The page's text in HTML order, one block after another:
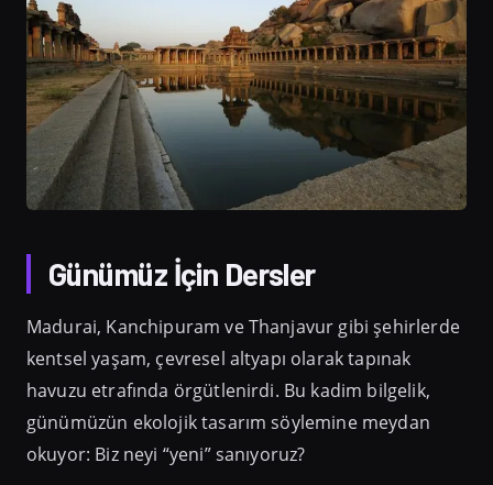
Günümüz İçin Dersler
Madurai, Kanchipuram ve Thanjavur gibi şehirlerde
kentsel yaşam, çevresel altyapı olarak tapınak
havuzu etrafında örgütlenirdi. Bu kadim bilgelik,
günümüzün ekolojik tasarım söylemine meydan
okuyor: Biz neyi “yeni” sanıyoruz?